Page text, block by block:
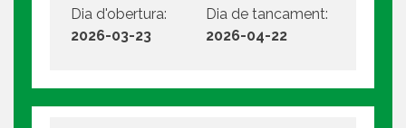
Dia d'obertura:
2026-03-23
Dia de tancament:
2026-04-22